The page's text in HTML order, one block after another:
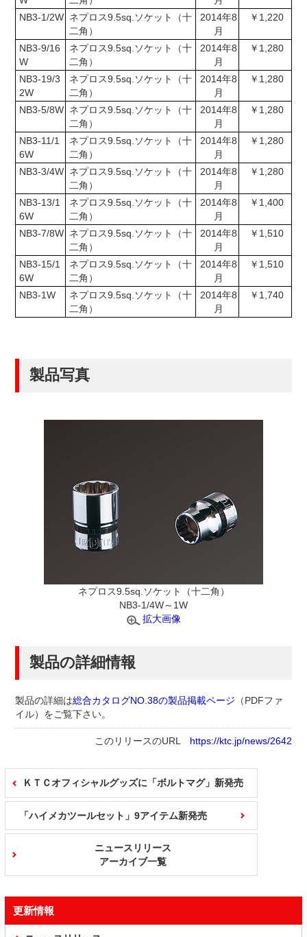
NB3-1/2W ネプロス9.5sq.ソケット（十
二角）
2014年8
月
￥1,220
NB3-9/16
W
ネプロス9.5sq.ソケット（十
二角）
2014年8
月
￥1,280
NB3-19/3
2W
ネプロス9.5sq.ソケット（十
二角）
2014年8
月
￥1,280
NB3-5/8W ネプロス9.5sq.ソケット（十
二角）
2014年8
月
￥1,280
NB3-11/1
6W
ネプロス9.5sq.ソケット（十
二角）
2014年8
月
￥1,280
NB3-3/4W ネプロス9.5sq.ソケット（十
二角）
2014年8
月
￥1,280
NB3-13/1
6W
ネプロス9.5sq.ソケット（十
二角）
2014年8
月
￥1,400
NB3-7/8W ネプロス9.5sq.ソケット（十
二角）
2014年8
月
￥1,510
NB3-15/1
6W
ネプロス9.5sq.ソケット（十
二角）
2014年8
月
￥1,510
NB3-1W
ネプロス9.5sq.ソケット（十
二角）
2014年8
月
￥1,740
製品写真
ネプロス9.5sq.ソケット（十二角）
NB3-1/4W～1W
拡大画像
製品の詳細情報
製品の詳細は総合カタログNO.38の製品掲載ページ （PDFファ
イル） をご覧下さい。
このリリースのURL https://ktc.jp/news/2642
ＫＴＣオフィシャルグッズに「ボルトマグ」新発売
ニュースリリース
アーカイブ一覧
「ハイメカツールセット」9アイテム新発売
更新情報